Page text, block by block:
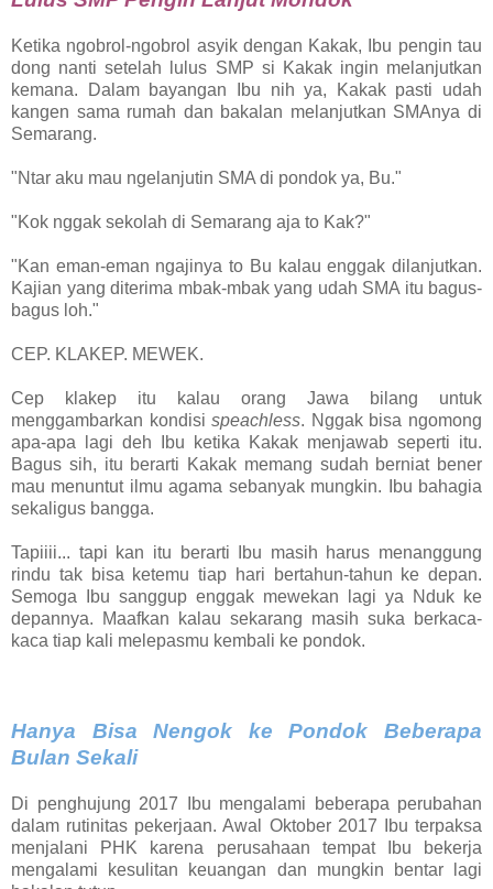
Ketika ngobrol-ngobrol asyik dengan Kakak, Ibu pengin tau
dong nanti setelah lulus SMP si Kakak ingin melanjutkan
kemana. Dalam bayangan Ibu nih ya, Kakak pasti udah
kangen sama rumah dan bakalan melanjutkan SMAnya di
Semarang.
"Ntar aku mau ngelanjutin SMA di pondok ya, Bu."
"Kok nggak sekolah di Semarang aja to Kak?"
"Kan eman-eman ngajinya to Bu kalau enggak dilanjutkan.
Kajian yang diterima mbak-mbak yang udah SMA itu bagus-
bagus loh."
CEP. KLAKEP. MEWEK.
Cep klakep itu kalau orang Jawa bilang untuk
menggambarkan kondisispeachless. Nggak bisa ngomong
apa-apa lagi deh Ibu ketika Kakak menjawab seperti itu.
Bagus sih, itu berarti Kakak memang sudah berniat bener
mau menuntut ilmu agama sebanyak mungkin. Ibu bahagia
sekaligus bangga.
Tapiiii... tapi kan itu berarti Ibu masih harus menanggung
rindu tak bisa ketemu tiap hari bertahun-tahun ke depan.
Semoga Ibu sanggup enggak mewekan lagi ya Nduk ke
depannya. Maafkan kalau sekarang masih suka berkaca-
kaca tiap kali melepasmu kembali ke pondok.
Hanya Bisa Nengok ke Pondok Beberapa
Bulan Sekali
Di penghujung 2017 Ibu mengalami beberapa perubahan
dalam rutinitas pekerjaan. Awal Oktober 2017 Ibu terpaksa
menjalani PHK karena perusahaan tempat Ibu bekerja
mengalami kesulitan keuangan dan mungkin bentar lagi